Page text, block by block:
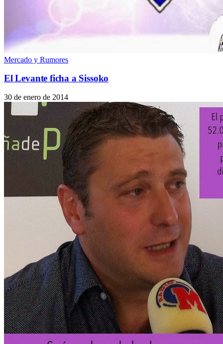
Mercado y Rumores
El Levante ficha a Sissoko
30 de enero de 2014